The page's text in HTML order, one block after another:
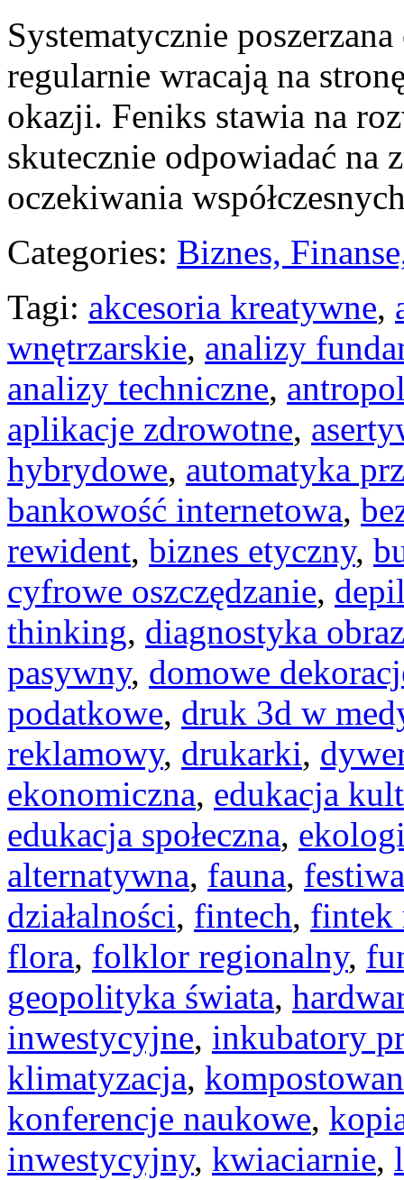
Systematycznie
regularnie wracają na
okazji. Feniks stawia na
skutecznie odpowiadać na
oczekiwania
Categories: Biznes,
Tagi: akcesoria kreatywne,
wnętrzarskie, analizy
analizy techniczne,
aplikacje zdrowotne,
hybrydowe, automatyka
bankowość internetowa,
rewident, biznes etyczny,
cyfrowe oszczędzanie,
thinking, diagnostyka
pasywny, domowe
podatkowe, druk 3d w
reklamowy, drukarki,
ekonomiczna, edukacja
edukacja społeczna,
alternatywna, fauna,
działalności, fintech, fintek
flora, folklor regionalny,
geopolityka świata,
inwestycyjne, inkubatory
klimatyzacja,
konferencje naukowe,
inwestycyjny, kwiaciarnie,